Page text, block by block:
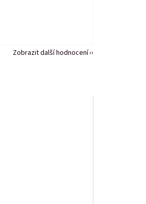
Zobrazit další hodnocení